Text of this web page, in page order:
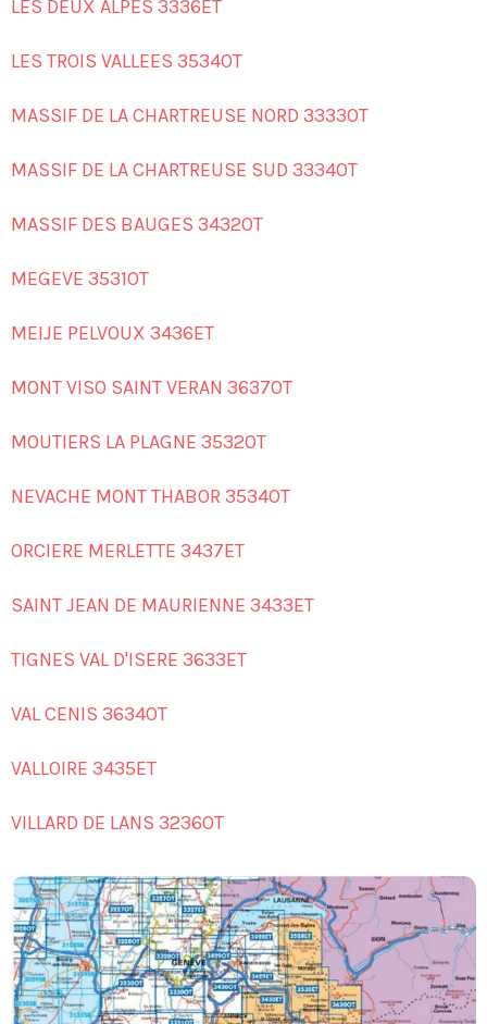
LES DEUX ALPES 3336ET
LES TROIS VALLEES 3534OT
MASSIF DE LA CHARTREUSE NORD 3333OT
MASSIF DE LA CHARTREUSE SUD 3334OT
MASSIF DES BAUGES 3432OT
MEGEVE 3531OT
MEIJE PELVOUX 3436ET
MONT VISO SAINT VERAN 3637OT
MOUTIERS LA PLAGNE 3532OT
NEVACHE MONT THABOR 3534OT
ORCIERE MERLETTE 3437ET
SAINT JEAN DE MAURIENNE 3433ET
TIGNES VAL D'ISERE 3633ET
VAL CENIS 3634OT
VALLOIRE 3435ET
VILLARD DE LANS 3236OT